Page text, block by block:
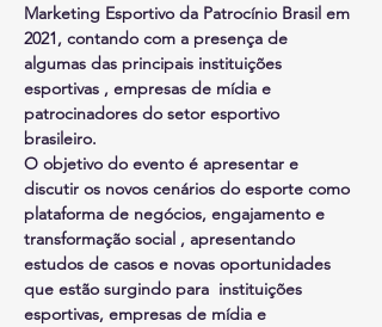
Marketing Esportivo da Patrocínio Brasil em
2021, contando com a presença de
algumas das principais instituições
esportivas , empresas de mídia e
patrocinadores do setor esportivo
brasileiro.
O objetivo do evento é apresentar e
discutir os novos cenários do esporte como
plataforma de negócios, engajamento e
transformação social , apresentando
estudos de casos e novas oportunidades
que estão surgindo para  instituições
esportivas, empresas de mídia e